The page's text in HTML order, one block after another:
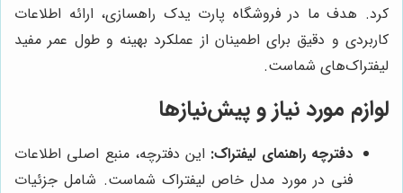
کرد. هدف ما در فروشگاه پارت یدک راهسازی، ارائه اطلاعات
کاربردی و دقیق برای اطمینان از عملکرد بهینه و طول عمر مفید
لیفتراک‌های شماست.
لوازم مورد نیاز و پیش‌نیازها
دفترچه راهنمای لیفتراک: این دفترچه، منبع اصلی اطلاعات
فنی در مورد مدل خاص لیفتراک شماست. شامل جزئیات